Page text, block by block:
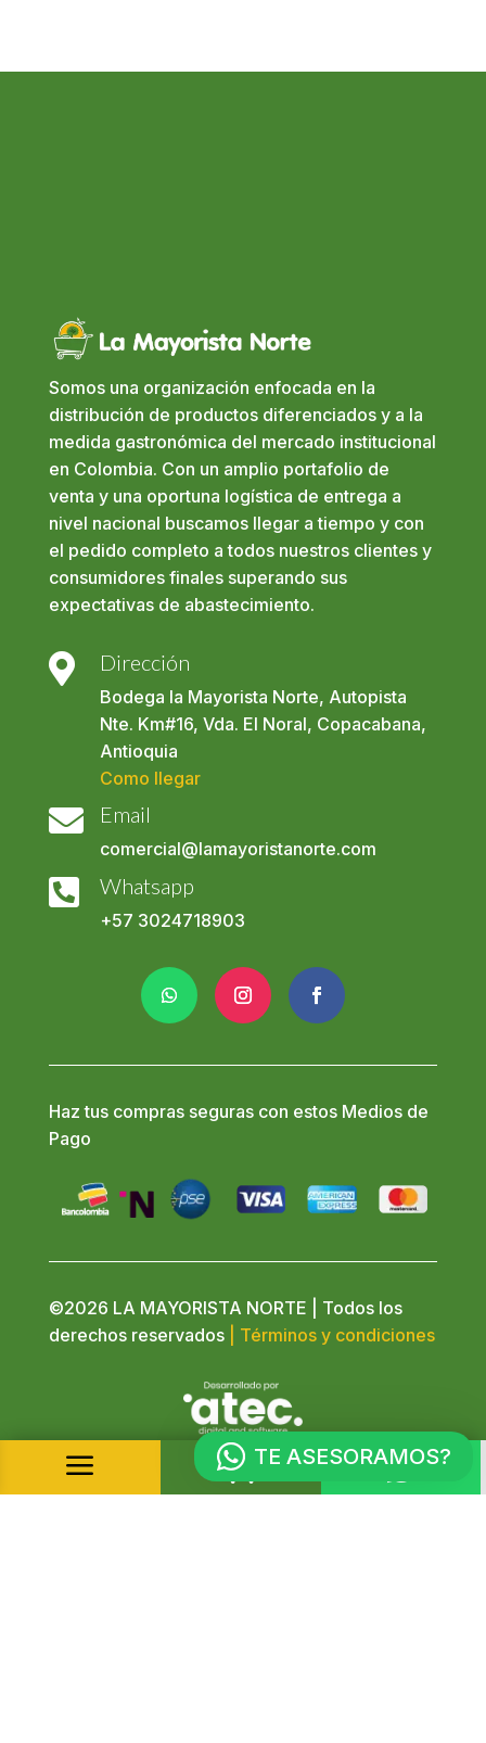
Somos una organización enfocada en la
distribución de productos diferenciados y a la
medida gastronómica del mercado institucional
en Colombia. Con un amplio portafolio de
venta y una oportuna logística de entrega a
nivel nacional buscamos llegar a tiempo y con
el pedido completo a todos nuestros clientes y
consumidores finales superando sus
expectativas de abastecimiento.
 Dirección
Bodega la Mayorista Norte, Autopista
Nte. Km#16, Vda. El Noral, Copacabana,
Antioquia
Como llegar
 Email
comercial@lamayoristanorte.com
 Whatsapp
+57 3024718903
Haz tus compras seguras con estos Medios de
Pago
©2026 LA MAYORISTA NORTE | Todos los
derechos reservados
| Términos y condiciones
a  
TE ASESORAMOS?